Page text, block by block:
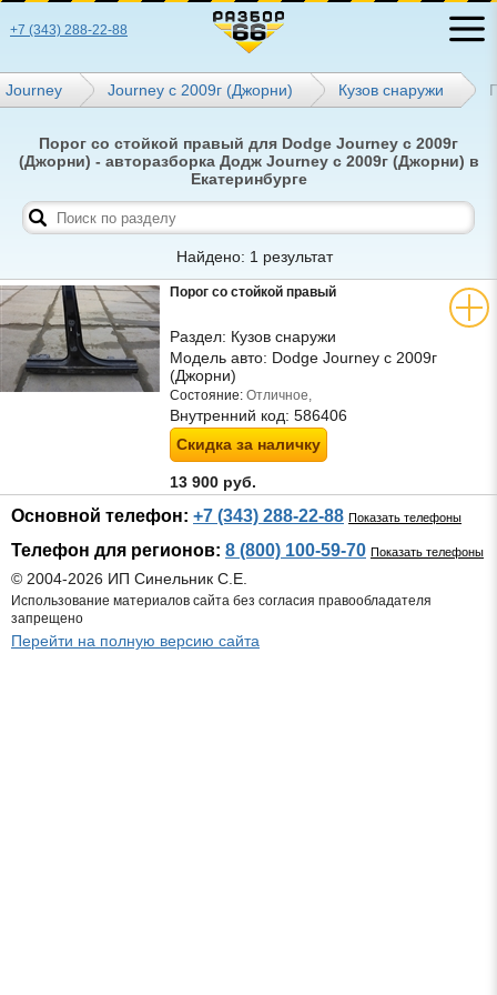
+7 (343) 288-22-88
Journey Journey с 2009г (Джорни) Кузов снаружи
Порог со стойкой правый для Dodge Journey с 2009г
(Джорни) - авторазборка Додж Journey с 2009г (Джорни) в
Екатеринбурге
Найдено: 1 результат
Порог со стойкой правый
Раздел: Кузов снаружи
Модель авто: Dodge Journey с 2009г
(Джорни)
Состояние: Отличное,
Внутренний код: 586406
Скидка за наличку
13 900 руб.
Основной телефон: +7 (343) 288-22-88 Показать телефоны
Телефон для регионов: 8 (800) 100-59-70 Показать телефоны
© 2004-2026 ИП Синельник С.Е.
Использование материалов сайта без согласия правообладателя
запрещено
Перейти на полную версию сайта